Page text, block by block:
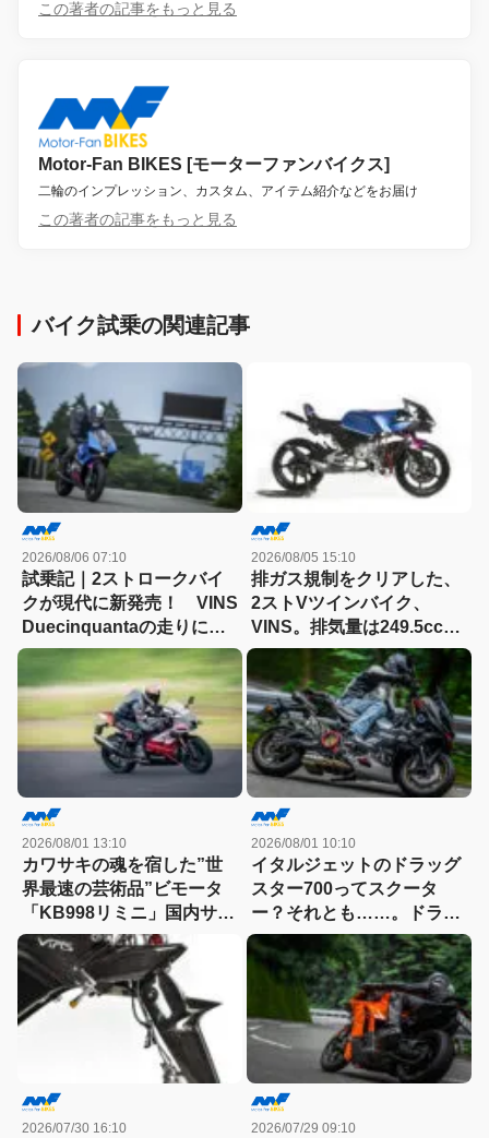
この著者の記事をもっと見る
Motor-Fan BIKES [モーターファンバイクス]
二輪のインプレッション、カスタム、アイテム紹介などをお届け
この著者の記事をもっと見る
バイク試乗の関連記事
2026/08/06 07:10
試乗記｜2ストロークバイ
クが現代に新発売！ VINS
Duecinquantaの走りに大
感動
2026/08/05 15:10
排ガス規制をクリアした、
2ストVツインバイク、
VINS。排気量は249.5cc、
83HPを絞り出す。そのエ
ンジンの技術とは
2026/08/01 13:10
カワサキの魂を宿した”世
界最速の芸術品”ビモータ
「KB998リミニ」国内サー
キット試乗記
2026/08/01 10:10
イタルジェットのドラッグ
スター700ってスクータ
ー？それとも……。ドラッ
グスター700ツイン・リミ
テッドエディション試乗記
2026/07/30 16:10 2026/07/29 09:10